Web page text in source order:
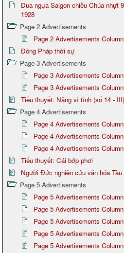
Đua ngựa Saigon chiều Chúa nhựt
1928
Page 2 Advertisements
Page 2 Advertisements
Đông Pháp thời sự
Page 3 Advertisements
Page 3 Advertisements
Page 3 Advertisements
Tiểu thuyết: Nặng vì tình (số 14 - III)
Page 4 Advertisements
Page 4 Advertisements
Page 4 Advertisements
Page 4 Advertisements
Tiểu thuyết: Cái bớp phơi
Người Đức nghiên cứu văn hóa Tàu
Page 5 Advertisements
Page 5 Advertisements
Page 5 Advertisements
Page 5 Advertisements
Page 5 Advertisements
Page 5 Advertisements